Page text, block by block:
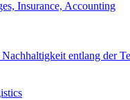
Insurance, Accounting
entlang der